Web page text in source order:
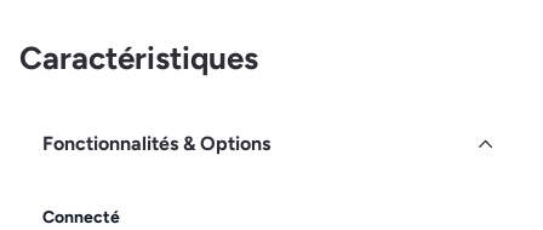
Caractéristiques
Fonctionnalités & Options
Connecté